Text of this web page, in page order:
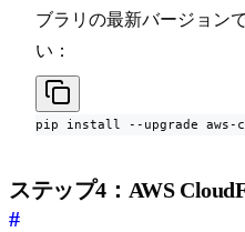
ブラリの最新バージョン
い：
pip install --upgrade aws-
ステップ4：AWS
#